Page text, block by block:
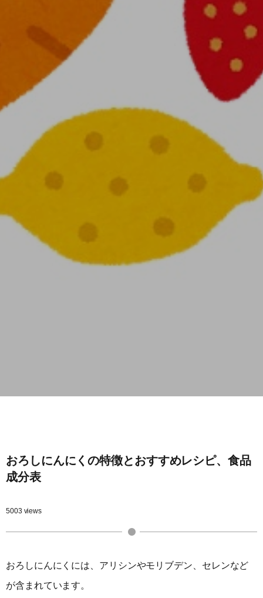
おろしにんにくの特徴とおすすめレシピ、食品
成分表
5003 views
おろしにんにくには、アリシンやモリブデン、セレンなど
が含まれています。